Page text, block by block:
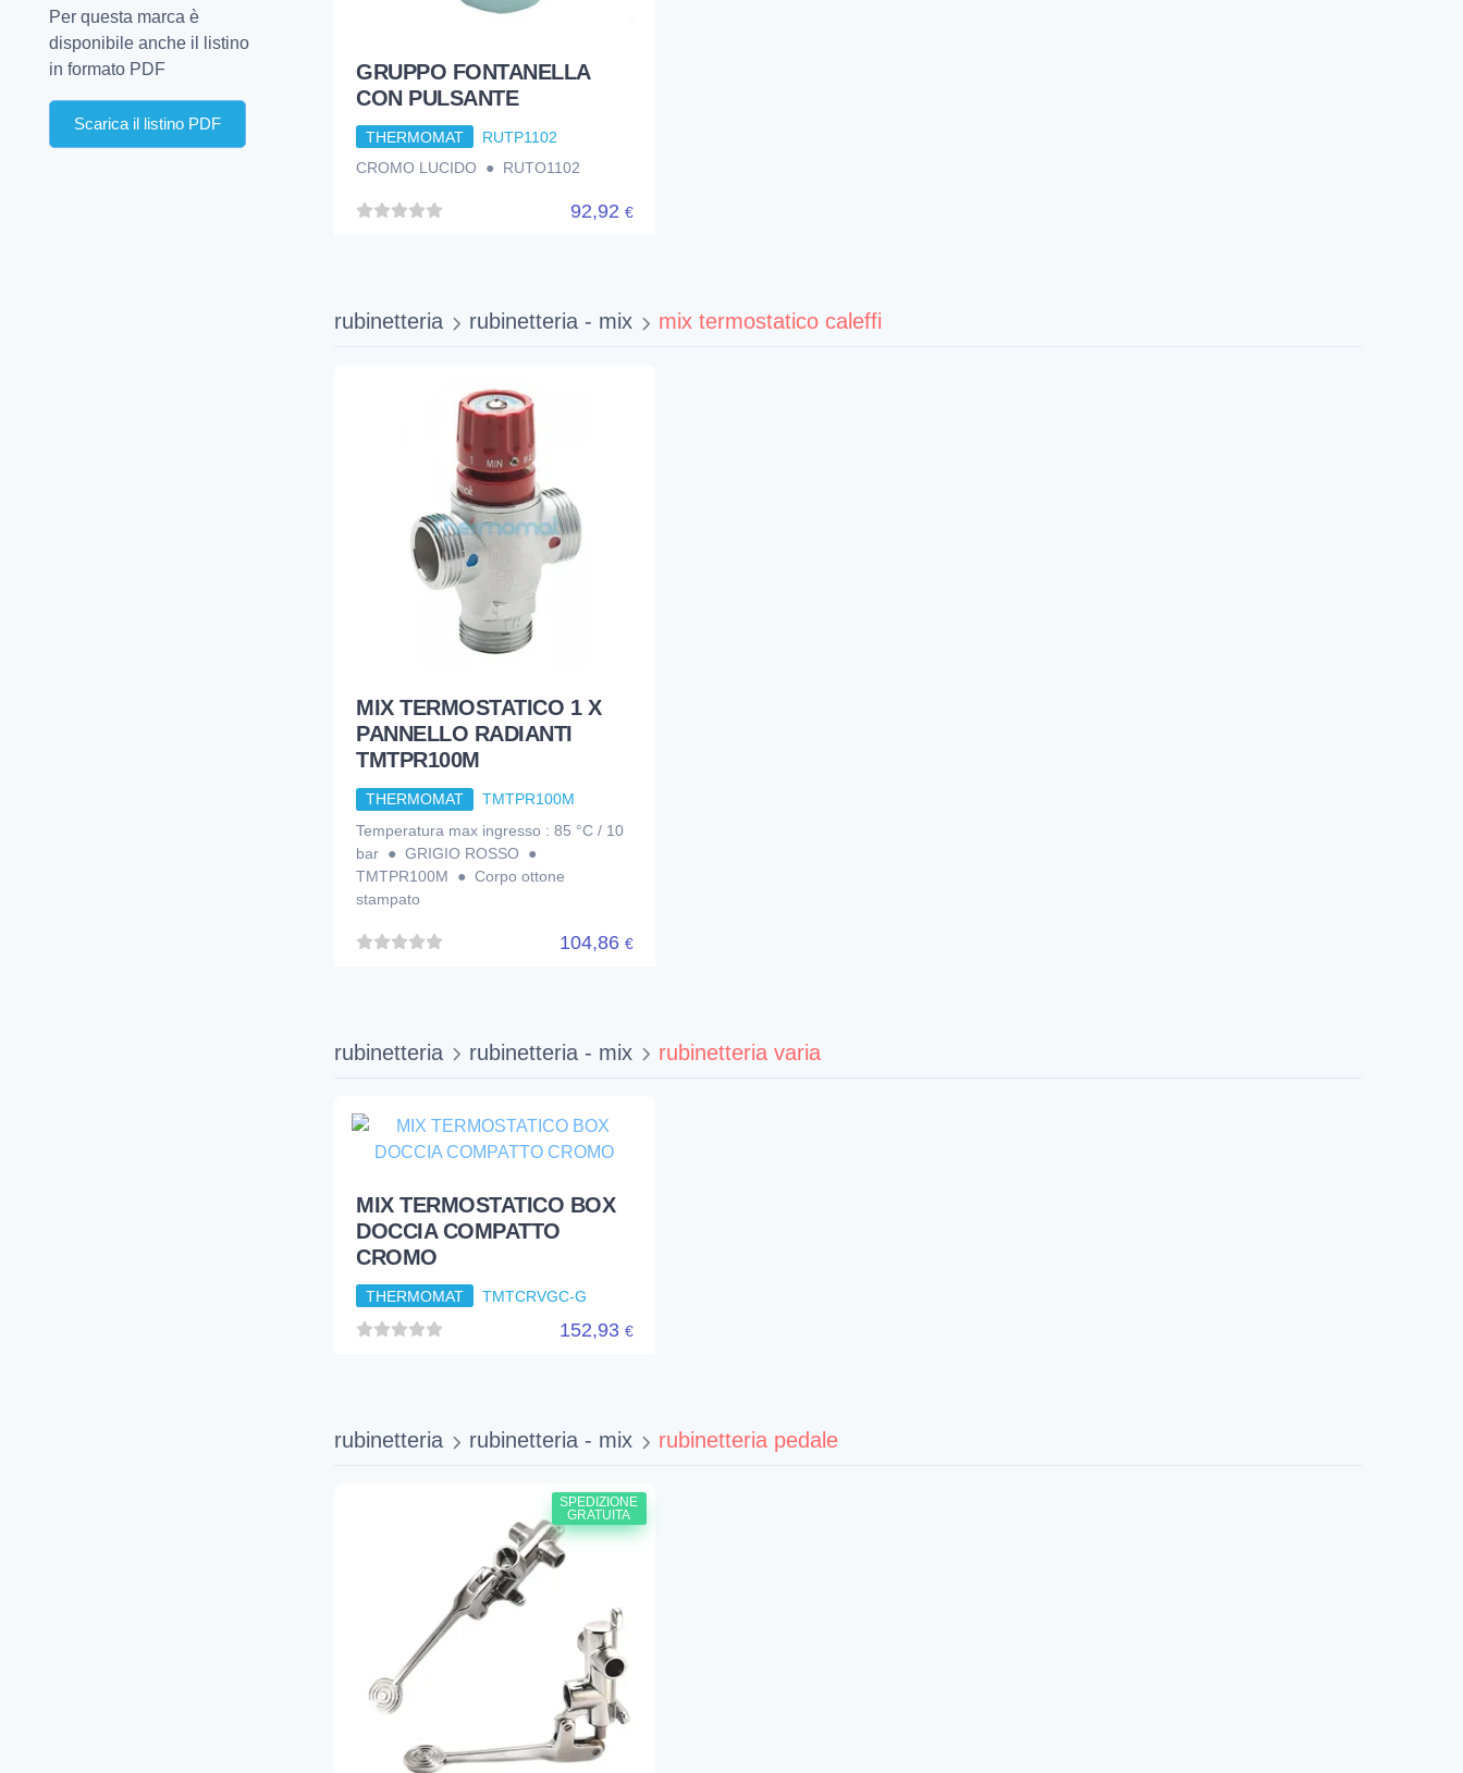
Per questa marca è
disponibile anche il listino
in formato PDF
Scarica il listino PDF
GRUPPO FONTANELLA
CON PULSANTE
THERMOMAT
RUTP1102
CROMO LUCIDO ● RUTO1102
92,92 €
rubinetteria rubinetteria - mix mix termostatico caleffi
MIX TERMOSTATICO 1 X
PANNELLO RADIANTI
TMTPR100M
THERMOMAT
TMTPR100M
Temperatura max ingresso : 85 °C / 10
bar ● GRIGIO ROSSO ●
TMTPR100M ● Corpo ottone
stampato
104,86 €
rubinetteria rubinetteria - mix rubinetteria varia
MIX TERMOSTATICO BOX
DOCCIA COMPATTO
CROMO
THERMOMAT TMTCRVGC-G
152,93 €
rubinetteria rubinetteria - mix rubinetteria pedale
SPEDIZIONE
GRATUITA